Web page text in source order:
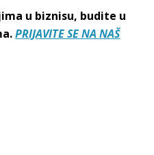
u biznisu, budite u
PRIJAVITE SE NA NAŠ